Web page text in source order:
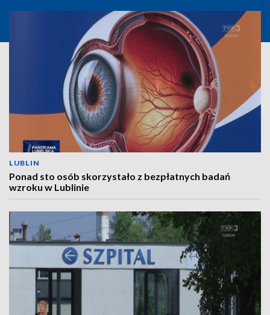
LUBLIN
Ponad sto osób skorzystało z bezpłatnych badań
wzroku w Lublinie